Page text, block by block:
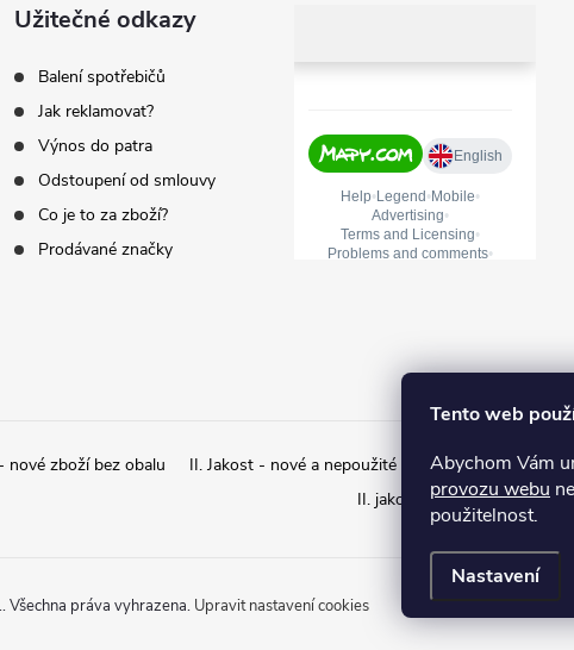
Tento web
Abychom Vám
provozu webu
použitelnost.
Nastavení
Užitečné odkazy
Balení spotřebičů
Jak reklamovat?
Výnos do patra
Odstoupení od smlouvy
Co je to za zboží?
Prodávané značky
nové zboží bez obalu II. Jakost - nové a nepoužité zboží s estetickým
II. jakost – Použité zboží
. Všechna práva vyhrazena. Upravit nastavení cookies